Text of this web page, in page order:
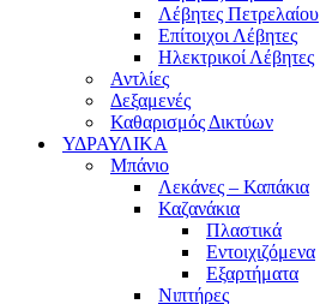
Λέβητες Πετρελαίου
Επίτοιχοι Λέβητες
Ηλεκτρικοί Λέβητες
Αντλίες
Δεξαμενές
Καθαρισμός Δικτύων
ΥΔΡΑΥΛΙΚΑ
Μπάνιο
Λεκάνες – Καπάκια
Καζανάκια
Πλαστικά
Εντοιχιζόμενα
Εξαρτήματα
Νιπτήρες